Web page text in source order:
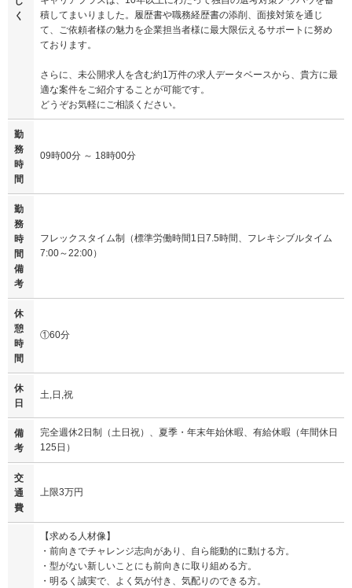
く
積してまいりました。履歴書や職務経歴書の添削、面接対策を通じ
て、ご依頼者様の魅力を企業担当者様に最大限伝えるサポートに努め
ております。
さらに、未公開求人を含む約1万件の求人データベースから、貴方に最
適な案件をご紹介することが可能です。
どうぞお気軽にご相談ください。
勤
務
時
間
09時00分 ～ 18時00分
勤
務
時
間
備
考
フレックスタイム制（標準労働時間1日7.5時間、フレキシブルタイム
7:00～22:00）
休
憩
時
間
①60分
休
日
土,日,祝
備
考
完全週休2日制（土日祝）、夏季・年末年始休暇、有給休暇（年間休日
125日）
交
通
費
上限3万円
【求める人材像】
・前向きでチャレンジ志向があり、自ら能動的に動ける方。
・型がない新しいことにも前向きに取り組める方。
・明るく誠実で、よく気が付き、気配りのできる方。